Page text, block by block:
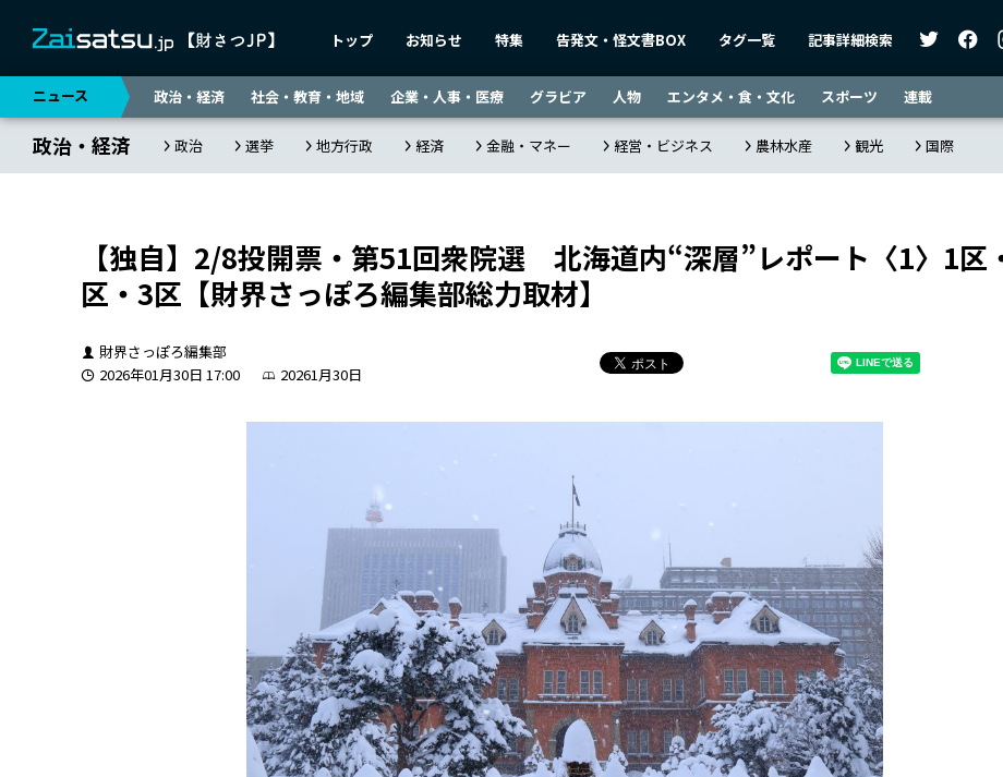
トップ お知らせ 特集 告発文・怪文書BOX タグ一覧 記事詳細検索
ニュース 政治・経済 社会・教育・地域 企業・人事・医療 グラビア 人物 エンタメ・食・文化 スポーツ 連載
政治・経済 政治 選挙 地方行政 経済 金融・マネー 経営・ビジネス 農林水産 観光 国際
【独自】2/8投開票・第51回衆院選 北海道内“深層”レポート〈1〉1区
区・3区【財界さっぽろ編集部総力取材】
財界さっぽろ編集部
2026年01月30日 17:00
20261月30日